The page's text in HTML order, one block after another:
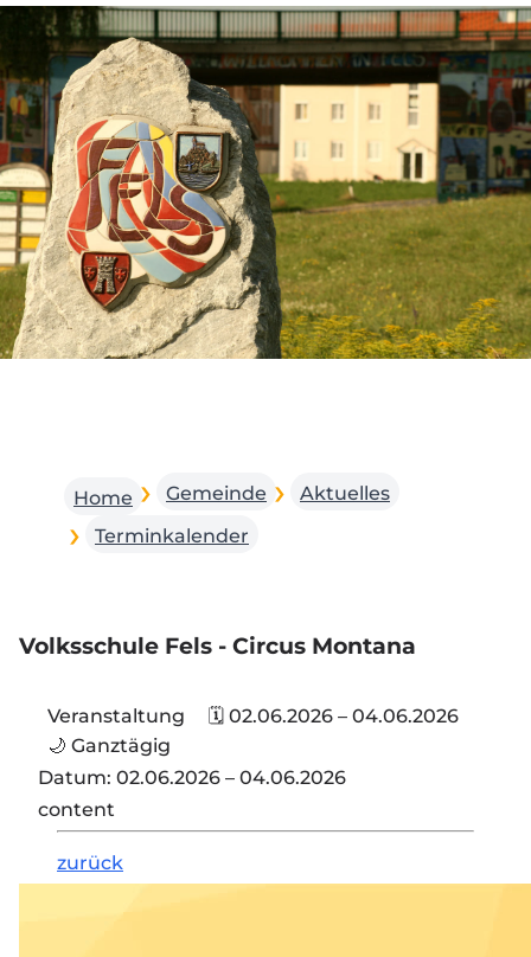
Home Gemeinde
Aktuelles
Terminkalender
Volksschule Fels - Circus Montana
Veranstaltung
🗓 02.06.2026 – 04.06.2026
🌙 Ganztägig
Datum: 02.06.2026 – 04.06.2026
content
zurück